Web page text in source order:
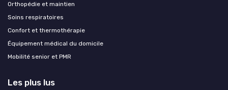
Orthopédie et maintien
Soins respiratoires
Confort et thermothérapie
Équipement médical du domicile
Mobilité senior et PMR
Les plus lus